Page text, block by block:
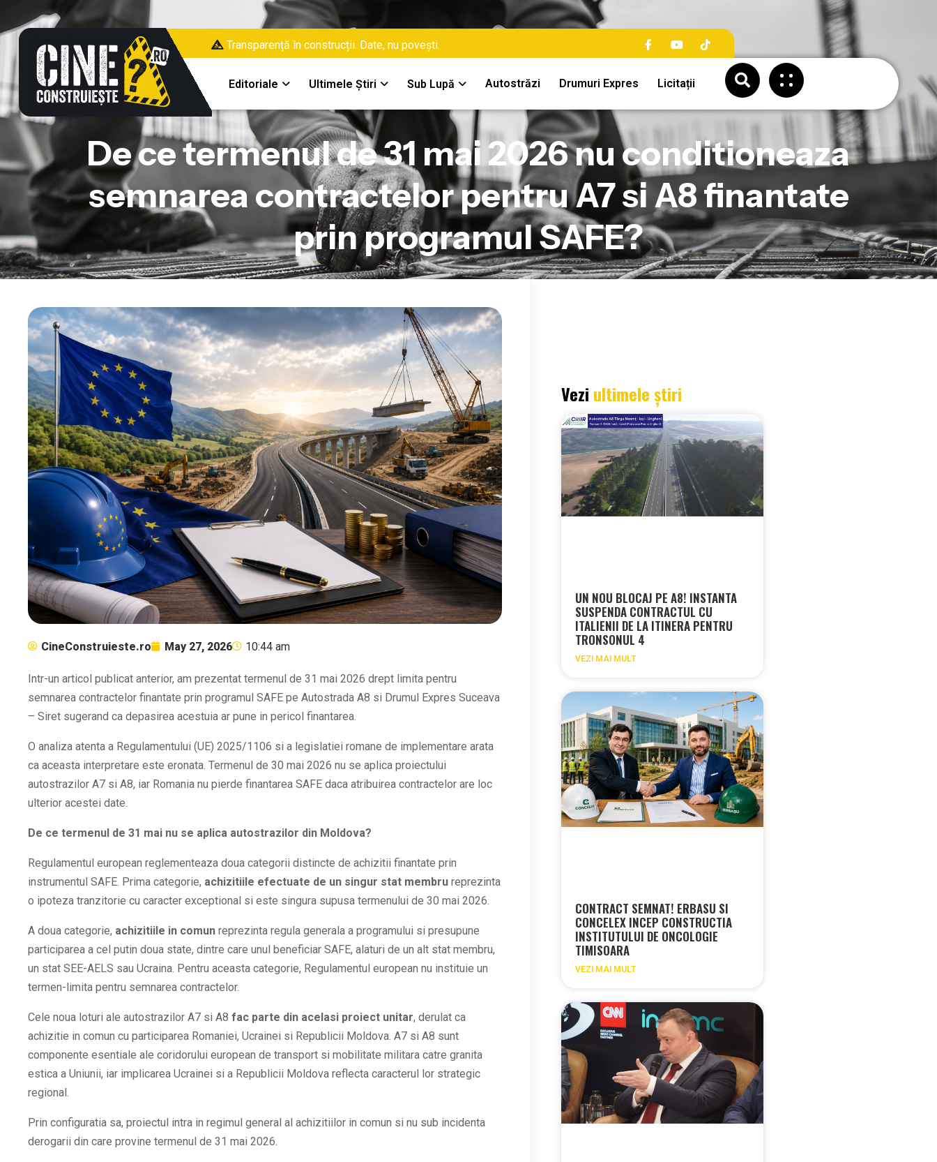
Transparență în construcții. Date, nu povești.
Editoriale Ultimele Știri Sub Lupă Autostrăzi Drumuri Expres Licitații
De ce termenul de 31 mai 2026 nu conditioneaza
semnarea contractelor pentru A7 si A8 finantate
prin programul SAFE?
CineConstruieste.ro May 27, 2026 10:44 am
Intr-un articol publicat anterior, am prezentat termenul de 31 mai 2026 drept limita pentru
semnarea contractelor finantate prin programul SAFE pe Autostrada A8 si Drumul Expres Suceava
– Siret sugerand ca depasirea acestuia ar pune in pericol finantarea.
O analiza atenta a Regulamentului (UE) 2025/1106 si a legislatiei romane de implementare arata
ca aceasta interpretare este eronata. Termenul de 30 mai 2026 nu se aplica proiectului
autostrazilor A7 si A8, iar Romania nu pierde finantarea SAFE daca atribuirea contractelor are loc
ulterior acestei date.
De ce termenul de 31 mai nu se aplica autostrazilor din Moldova?
Regulamentul european reglementeaza doua categorii distincte de achizitii finantate prin
instrumentul SAFE. Prima categorie, achizitiile efectuate de un singur stat membru reprezinta
o ipoteza tranzitorie cu caracter exceptional si este singura supusa termenului de 30 mai 2026.
A doua categorie, achizitiile in comun reprezinta regula generala a programului si presupune
participarea a cel putin doua state, dintre care unul beneficiar SAFE, alaturi de un alt stat membru,
un stat SEE-AELS sau Ucraina. Pentru aceasta categorie, Regulamentul european nu instituie un
termen-limita pentru semnarea contractelor.
Cele noua loturi ale autostrazilor A7 si A8 fac parte din acelasi proiect unitar, derulat ca
achizitie in comun cu participarea Romaniei, Ucrainei si Republicii Moldova. A7 si A8 sunt
componente esentiale ale coridorului european de transport si mobilitate militara catre granita
estica a Uniunii, iar implicarea Ucrainei si a Republicii Moldova reflecta caracterul lor strategic
regional.
Prin configuratia sa, proiectul intra in regimul general al achizitiilor in comun si nu sub incidenta
derogarii din care provine termenul de 31 mai 2026.
Vezi ultimele știri
UN NOU BLOCAJ PE A8! INSTANTA
SUSPENDA CONTRACTUL CU
ITALIENII DE LA ITINERA PENTRU
TRONSONUL 4
VEZI MAI MULT
CONTRACT SEMNAT! ERBASU SI
CONCELEX INCEP CONSTRUCTIA
INSTITUTULUI DE ONCOLOGIE
TIMISOARA
VEZI MAI MULT